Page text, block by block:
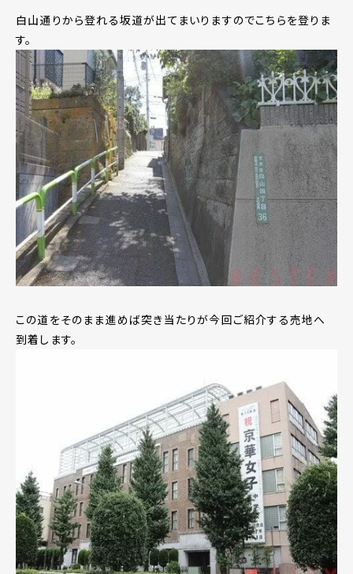
白山通りから登れる坂道が出てまいりますのでこちらを登りま
す。
この道をそのまま進めば突き当たりが今回ご紹介する売地へ
到着します。